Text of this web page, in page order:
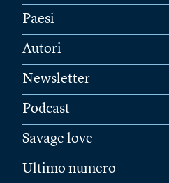
Paesi
Autori
Newsletter
Podcast
Savage love
Ultimo numero